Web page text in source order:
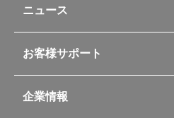
ポット・アイスペール
コーヒーメーカー
ソフトクーラー・バッグ
自転車専用ボトル
フライパンレシピ
シャトルシェフレシピ
スープジャーレシピ
イージースモーカーレシピ
ニュース
お客様サポート
交換用部品の購入方法
企業情報